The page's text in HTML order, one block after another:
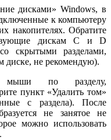
дисками» Windows, в
к компьютеру
накопителях. Обратите
дискам C и D
скрытыми разделами,
диске, не рекомендую).
мыши по разделу,
пункт «Удалить том»
с раздела). После
не занятое не
можно использовать